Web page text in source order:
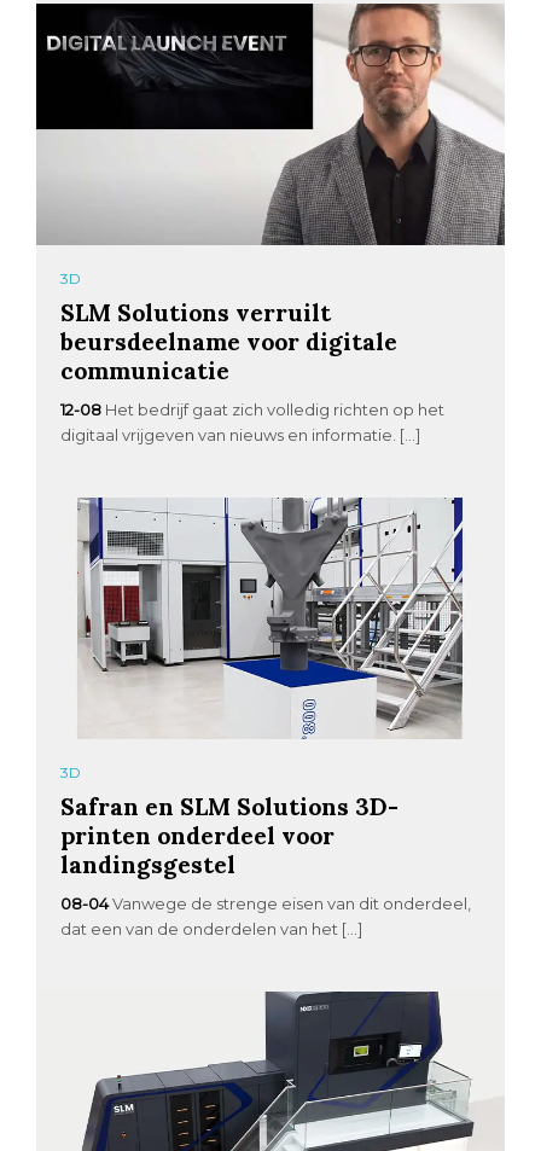
3D
SLM Solutions verruilt
beursdeelname voor digitale
communicatie
12-08 Het bedrijf gaat zich volledig richten op het
digitaal vrijgeven van nieuws en informatie. […]
3D
Safran en SLM Solutions 3D-
printen onderdeel voor
landingsgestel
08-04Vanwege de strenge eisen van dit onderdeel,
dat een van de onderdelen van het […]